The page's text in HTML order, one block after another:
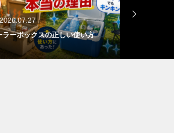
2026.07.22
真夏のキャンプで絶対やってはいけな
い行動ランキング